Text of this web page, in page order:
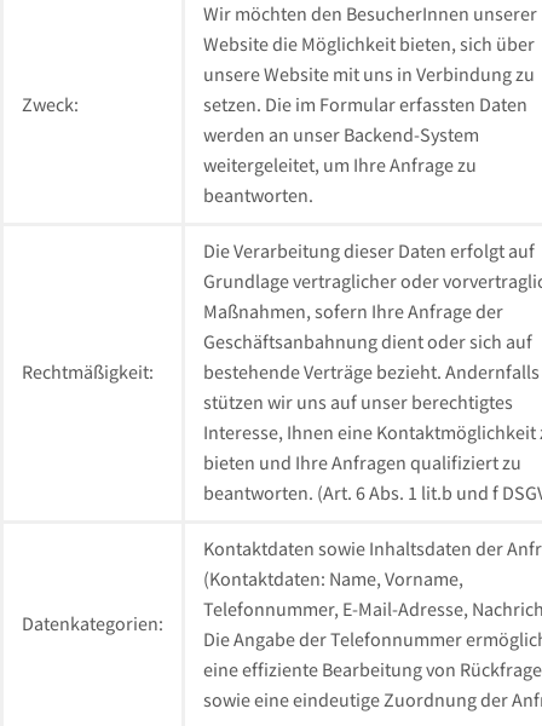
Zweck:
Wir möchten den BesucherInnen unserer
Website die Möglichkeit bieten, sich über
unsere Website mit uns in Verbindung zu
setzen. Die im Formular erfassten Daten
werden an unser Backend-System
weitergeleitet, um Ihre Anfrage zu
beantworten.
Rechtmäßigkeit:
Die Verarbeitung dieser Daten erfolgt auf
Grundlage vertraglicher oder
Maßnahmen, sofern Ihre Anfrage der
Geschäftsanbahnung dient oder sich auf
bestehende Verträge bezieht. Andernfalls
stützen wir uns auf unser berechtigtes
Interesse, Ihnen eine Kontaktmöglichkeit
bieten und Ihre Anfragen qualifiziert zu
beantworten. (Art. 6 Abs. 1 lit.b und f
Datenkategorien:
Kontaktdaten sowie Inhaltsdaten der
(Kontaktdaten: Name, Vorname,
Telefonnummer, E-Mail-Adresse,
Die Angabe der Telefonnummer
eine effiziente Bearbeitung von
sowie eine eindeutige Zuordnung der